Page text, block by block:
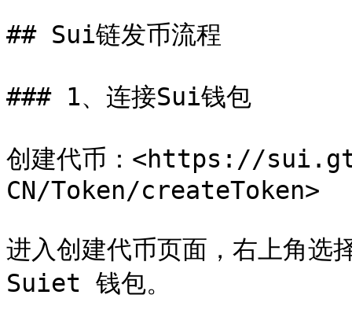
## Sui链发币流程
### 1、连接Sui钱包
创建代币：<https://
CN/Token/createToken>
进入创建代币页面，右上角
Suiet 钱包。